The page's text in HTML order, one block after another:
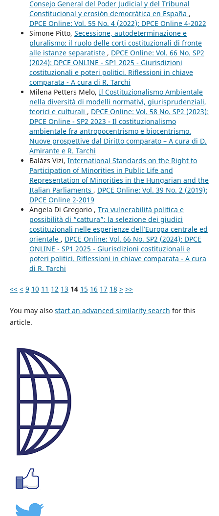
Consejo General del Poder Judicial y del Tribunal
Constitucional y erosión democrática en España ,
DPCE Online: Vol. 55 No. 4 (2022): DPCE Online 4-2022
Simone Pitto, Secessione, autodeterminazione e
pluralismo: il ruolo delle corti costituzionali di fronte
alle istanze separatiste , DPCE Online: Vol. 66 No. SP2
(2024): DPCE ONLINE - SP1 2025 - Giurisdizioni
costituzionali e poteri politici. Riflessioni in chiave
comparata - A cura di R. Tarchi
Milena Petters Melo, Il Costituzionalismo Ambientale
nella diversità di modelli normativi, giurisprudenziali,
teorici e culturali , DPCE Online: Vol. 58 No. SP2 (2023):
DPCE Online - SP2 2023 - Il costituzionalismo
ambientale fra antropocentrismo e biocentrismo.
Nuove prospettive dal Diritto comparato – A cura di D.
Amirante e R. Tarchi
Balázs Vizi, International Standards on the Right to
Participation of Minorities in Public Life and
Representation of Minorities in the Hungarian and the
Italian Parliaments , DPCE Online: Vol. 39 No. 2 (2019):
DPCE Online 2-2019
Angela Di Gregorio , Tra vulnerabilità politica e
possibilità di “cattura”: la selezione dei giudici
costituzionali nelle esperienze dell’Europa centrale ed
orientale , DPCE Online: Vol. 66 No. SP2 (2024): DPCE
ONLINE - SP1 2025 - Giurisdizioni costituzionali e
poteri politici. Riflessioni in chiave comparata - A cura
di R. Tarchi
<< < 9 10 11 12 13 14 15 16 17 18 > >>
You may also start an advanced similarity search for this
article.